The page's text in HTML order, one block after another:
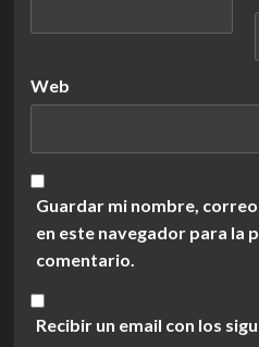
Web
Guardar mi nombre,
en este navegador para la
comentario.
Recibir un email con los